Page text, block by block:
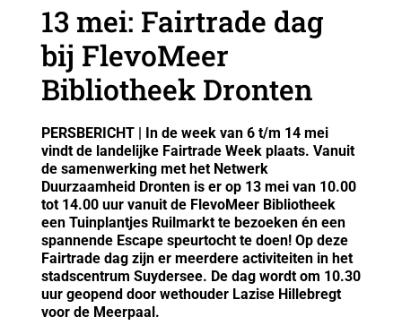
13 mei: Fairtrade dag
bij FlevoMeer
Bibliotheek Dronten
PERSBERICHT | In de week van 6 t/m 14 mei
vindt de landelijke Fairtrade Week plaats. Vanuit
de samenwerking met het Netwerk
Duurzaamheid Dronten is er op 13 mei van 10.00
tot 14.00 uur vanuit de FlevoMeer Bibliotheek
een Tuinplantjes Ruilmarkt te bezoeken én een
spannende Escape speurtocht te doen! Op deze
Fairtrade dag zijn er meerdere activiteiten in het
stadscentrum Suydersee. De dag wordt om 10.30
uur geopend door wethouder Lazise Hillebregt
voor de Meerpaal.